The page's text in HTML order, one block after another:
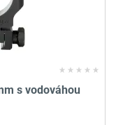
s vodováhou